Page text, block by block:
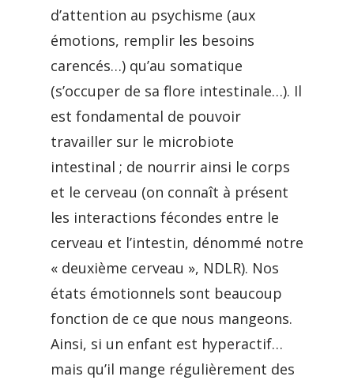
d’attention au psychisme (aux
émotions, remplir les besoins
carencés…) qu’au somatique
(s’occuper de sa flore intestinale…). Il
est fondamental de pouvoir
travailler sur le microbiote
intestinal ; de nourrir ainsi le corps
et le cerveau (on connaît à présent
les interactions fécondes entre le
cerveau et l’intestin, dénommé notre
« deuxième cerveau », NDLR). Nos
états émotionnels sont beaucoup
fonction de ce que nous mangeons.
Ainsi, si un enfant est hyperactif…
mais qu’il mange régulièrement des